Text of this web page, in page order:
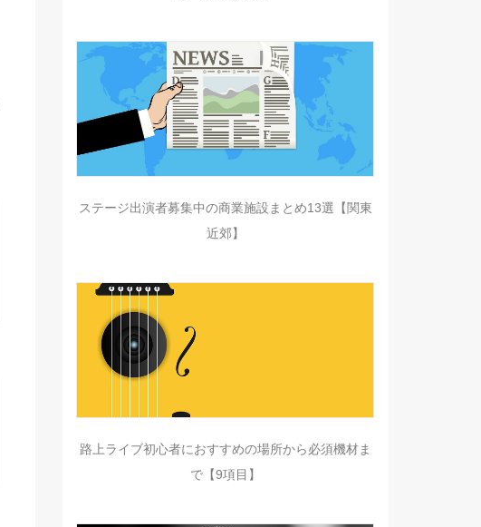
ステージ出演者募集中の商業施設まとめ13選【関東
近郊】
路上ライブ初心者におすすめの場所から必須機材ま
で【9項目】